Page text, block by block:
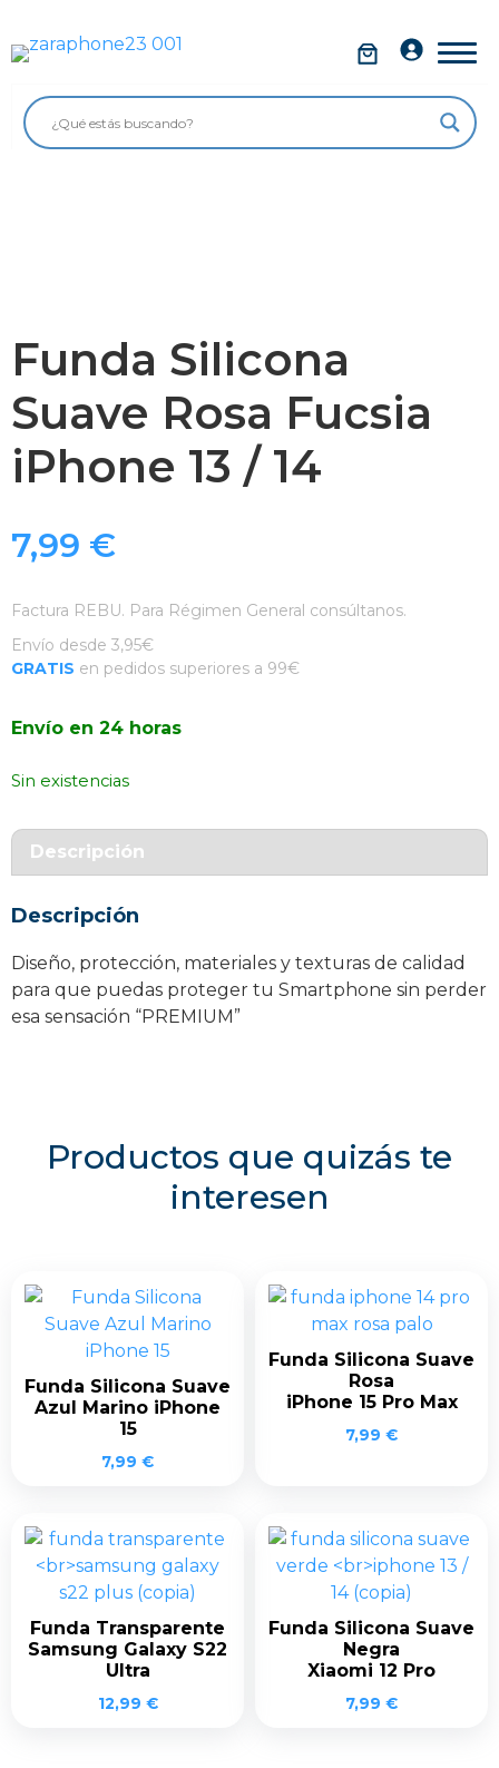
contenido
Funda Silicona
Suave Rosa Fucsia
iPhone 13 / 14
7,99 €
Factura REBU. Para Régimen General consúltanos.
Envío desde 3,95€
GRATIS en pedidos superiores a 99€
Envío en 24 horas
Sin existencias
Descripción
Descripción
Diseño, protección, materiales y texturas de calidad
para que puedas proteger tu Smartphone sin perder
esa sensación “PREMIUM”
Productos que quizás te
interesen
Funda Silicona Suave
Azul Marino iPhone
15
7,99 €
Funda Silicona Suave
Rosa
iPhone 15 Pro Max
7,99 €
Funda Transparente
Samsung Galaxy S22
Ultra
12,99 €
Funda Silicona Suave
Negra
Xiaomi 12 Pro
7,99 €
Móviles
Impolutos
Accesorios
Garantía Zaraphone